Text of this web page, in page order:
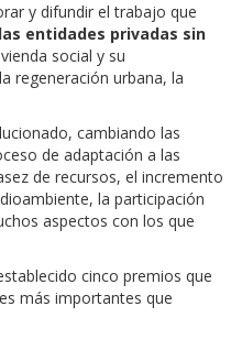
y difundir el trabajo que
entidades privadas sin
social y su
regeneración urbana, la
cambiando las
de adaptación a las
de recursos, el incremento
la participación
aspectos con los que
cinco premios que
más importantes que